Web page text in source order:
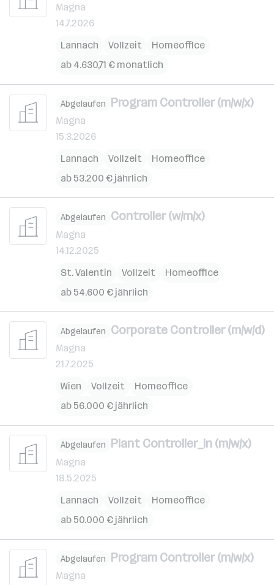
Magna
14.7.2026
Lannach
Vollzeit
Homeoffice
ab 4.630,71 € monatlich
Abgelaufen Program Controller (m/w/x)
Magna
15.3.2026
Lannach
Vollzeit
Homeoffice
ab 53.200 € jährlich
Abgelaufen Controller (w/m/x)
Magna
14.12.2025
St. Valentin
Vollzeit
Homeoffice
ab 54.600 € jährlich
Abgelaufen Corporate Controller (m/w/d)
Magna
21.7.2025
Wien
Vollzeit
Homeoffice
ab 56.000 € jährlich
Abgelaufen Plant Controller_in (m/w/x)
Magna
18.5.2025
Lannach
Vollzeit
Homeoffice
ab 50.000 € jährlich
Abgelaufen Program Controller (m/w/x)
Magna